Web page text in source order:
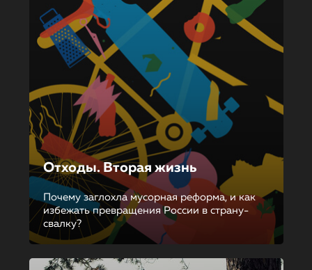
Отходы. Вторая жизнь
Почему заглохла мусорная реформа, и как
избежать превращения России в страну-
свалку?